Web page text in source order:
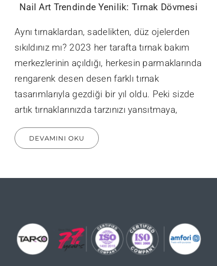
Nail Art Trendinde Yenilik: Tırnak Dövmesi
Aynı tırnaklardan, sadelikten, düz ojelerden
sıkıldınız mı? 2023 her tarafta tırnak bakım
merkezlerinin açıldığı, herkesin parmaklarında
rengarenk desen desen farklı tırnak
tasarımlarıyla gezdiği bir yıl oldu. Peki sizde
artık tırnaklarınızda tarzınızı yansıtmaya,
DEVAMINI OKU